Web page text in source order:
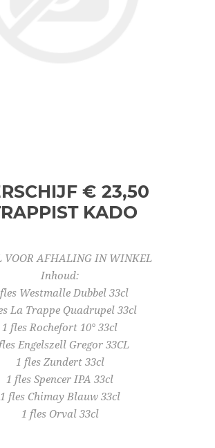
€ 23,50
KADO
VOOR AFHALING IN WINKEL
Inhoud:
Westmalle Dubbel 33cl
La Trappe Quadrupel 33cl
1 fles Rochefort 10° 33cl
Engelszell Gregor 33CL
1 fles Zundert 33cl
1 fles Spencer IPA 33cl
1 fles Chimay Blauw 33cl
1 fles Orval 33cl